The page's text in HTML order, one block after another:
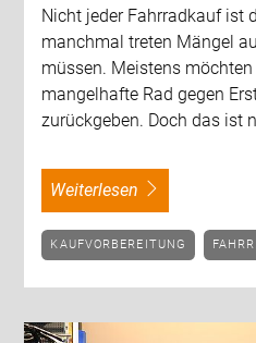
Nicht jeder Fahrradkauf ist
manchmal treten Mängel
müssen. Meistens
mangelhafte Rad gegen
zurückgeben. Doch das ist
weiterlesen
KAUFVORBEREITUNG